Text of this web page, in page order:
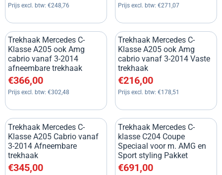
Prijs excl. btw: €248,76 Prijs excl. btw: €271,07
Trekhaak Mercedes C-
Klasse A205 ook Amg
cabrio vanaf 3-2014
afneembare trekhaak
Prijs: 366,00, exclusief btw: 302,48
€366,00
Prijs excl. btw: €302,48
Trekhaak Mercedes C-
Klasse A205 ook Amg
cabrio vanaf 3-2014 Vaste
trekhaak
Prijs: 216,00, exclusief btw:
€216,00
Prijs excl. btw: €178,51
Trekhaak Mercedes C-
Klasse A205 Cabrio vanaf
3-2014 Afneembare
trekhaak
Prijs: 345,00, exclusief btw: 285,12
€345,00
Trekhaak Mercedes C-
klasse C204 Coupe
Speciaal voor m. AMG en
Sport styling Pakket
Prijs: 691,00, exclusief btw:
€691,00